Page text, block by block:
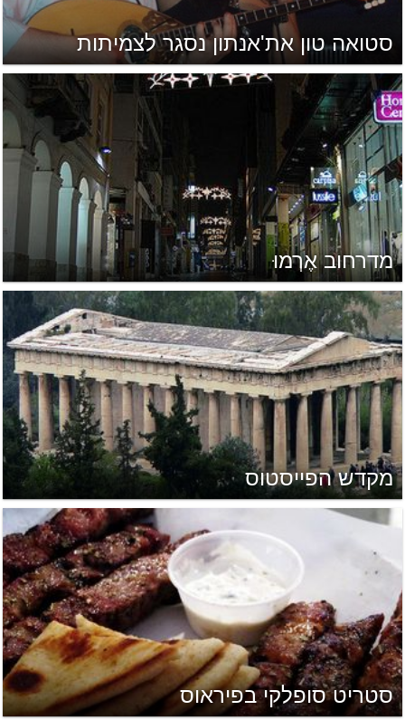
סטואה טון את'אנתון נסגר לצמיתות
מדרחוב אֶרְמוּ
מקדש הפייסטוס
סטריט סופלקי בפיראוס